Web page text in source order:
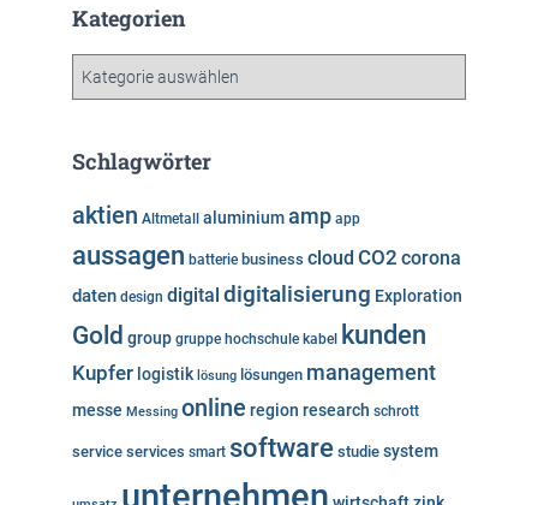
h
Kategorien
g
r
i
n
Schlagwörter
aktien Altmetall aluminiumamp app
aussagen batterie business cloud CO2 corona
daten design digital digitalisierung Exploration
Gold group gruppe hochschule kabel kunden
Kupfer logistik lösung lösungen management
messe Messing online region research schrott
service services smart software studie system